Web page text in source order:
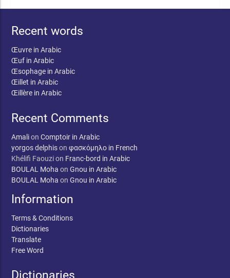
Recent words
Œuvre in Arabic
Œuf in Arabic
Œsophage in Arabic
Œillet in Arabic
Œillère in Arabic
Recent Comments
AmalionComptoir in Arabic
yorgos delphisonφασκόμηλο in French
Khélifi Faouzion Franc-bord in Arabic
BOULAL Moha onGnou in Arabic
BOULAL Moha onGnou in Arabic
Information
Terms & Conditions
Dictionaries
Translate
Free Word